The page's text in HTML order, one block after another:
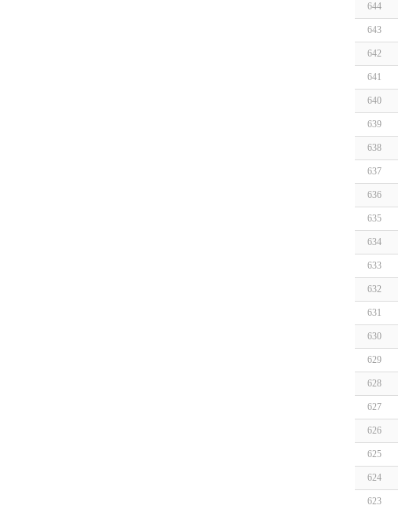
644
643
642
641
640
639
638
637
636
635
634
633
632
631
630
629
628
627
626
625
624
623